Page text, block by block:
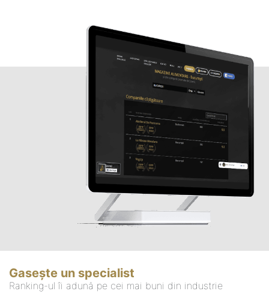
Gasește un specialist
Ranking-ul îi adună pe cei mai buni din industrie